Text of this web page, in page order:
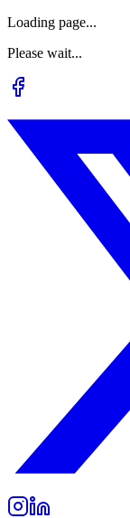
Loading page...
Please wait...